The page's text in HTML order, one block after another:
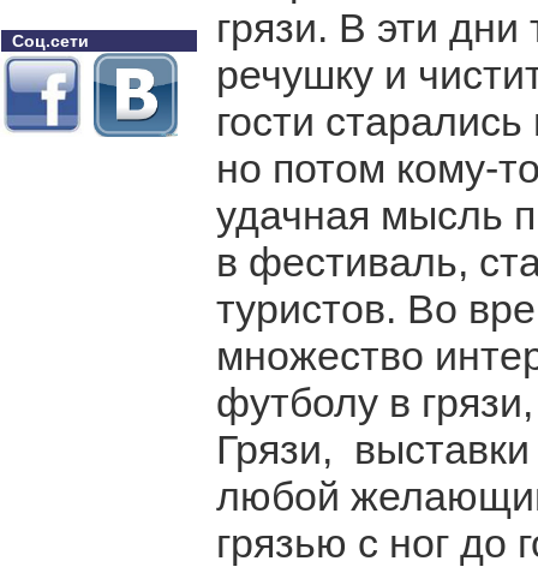
Соц.сети
грязи. В эти
речушку и
гости
но потом кому-
удачная мысль
в фестиваль,
туристов. Во
множество
футболу в
Грязи,
любой
грязью с ног до